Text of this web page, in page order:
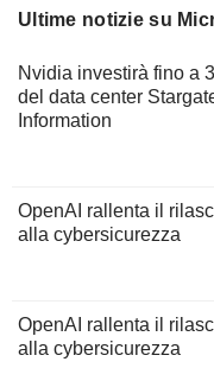
Ultime notizie su
Nvidia investirà fino a
del data center
Information
OpenAI rallenta il
alla cybersicurezza
OpenAI rallenta il
alla cybersicurezza